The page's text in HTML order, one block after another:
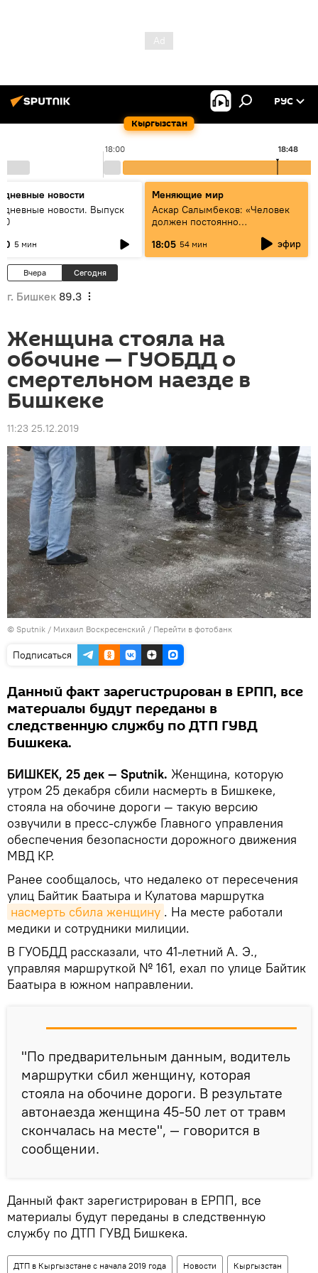
Кыргызстан
РУС
18:00 18:48
новости
новости. Выпуск
5 мин
Меняющие мир
Аскар Салымбеков: «Человек
должен постоянно
18:05 54 мин эфир
Вчера Сегодня
г. Бишкек 89.3
Женщина стояла на
обочине — ГУОБДД о
смертельном наезде в
Бишкеке
11:23 25.12.2019
© Sputnik / Михаил Воскресенский / Перейти в фотобанк
Подписаться
Данный факт зарегистрирован в ЕРПП, все
материалы будут переданы в
следственную службу по ДТП ГУВД
Бишкека.
БИШКЕК, 25 дек — Sputnik. Женщина, которую
утром 25 декабря сбили насмерть в Бишкеке,
стояла на обочине дороги — такую версию
озвучили в пресс-службе Главного управления
обеспечения безопасности дорожного движения
МВД КР.
Ранее сообщалось, что недалеко от пересечения
улиц Байтик Баатыра и Кулатова маршрутка
насмерть сбила женщину . На месте работали
медики и сотрудники милиции.
В ГУОБДД рассказали, что 41-летний А. Э.,
управляя маршруткой № 161, ехал по улице Байтик
Баатыра в южном направлении.
"По предварительным данным, водитель
маршрутки сбил женщину, которая
стояла на обочине дороги. В результате
автонаезда женщина 45-50 лет от травм
скончалась на месте", — говорится в
сообщении.
Данный факт зарегистрирован в ЕРПП, все
материалы будут переданы в следственную
службу по ДТП ГУВД Бишкека.
ДТП в Кыргызстане с начала 2019 года Новости Кыргызстан